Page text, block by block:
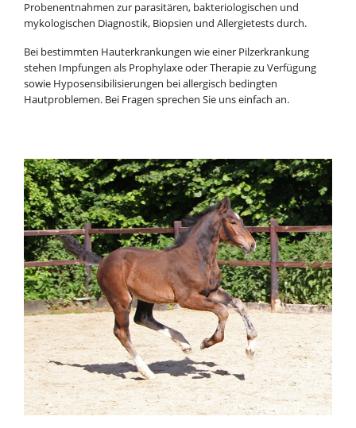
Probenentnahmen zur parasitären, bakteriologischen und
mykologischen Diagnostik, Biopsien und Allergietests durch.
Bei bestimmten Hauterkrankungen wie einer Pilzerkrankung
stehen Impfungen als Prophylaxe oder Therapie zu Verfügung
sowie Hyposensibilisierungen bei allergisch bedingten
Hautproblemen. Bei Fragen sprechen Sie uns einfach an.